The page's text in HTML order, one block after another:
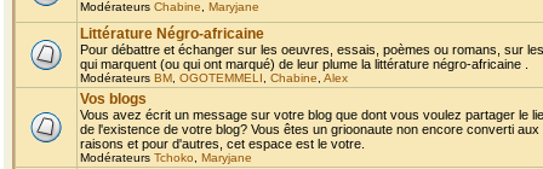
Modérateurs Chabine Maryjane
Littérature Négro-africaine
Pour débattre et échanger sur les oeuvres, essais, poèmes ou romans, sur
qui marquent (ou qui ont marqué) de leur plume la littérature négro-africaine .
Modérateurs BM OGOTEMMELI Chabine Alex
Vos blogs
Vous avez écrit un message sur votre blog que dont vous voulez partager le
de l'existence de votre blog? Vous êtes un grioonaute non encore converti
raisons et pour d'autres, cet espace est le votre.
Modérateurs Tchoko Maryjane